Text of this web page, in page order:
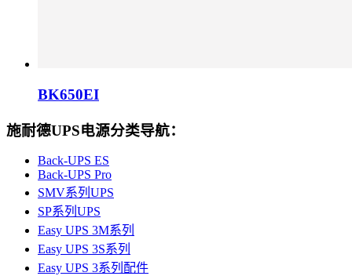
BK650EI
施耐德UPS电源分类导航：
Back-UPS ES
Back-UPS Pro
SMV系列UPS
SP系列UPS
Easy UPS 3M系列
Easy UPS 3S系列
Easy UPS 3系列配件